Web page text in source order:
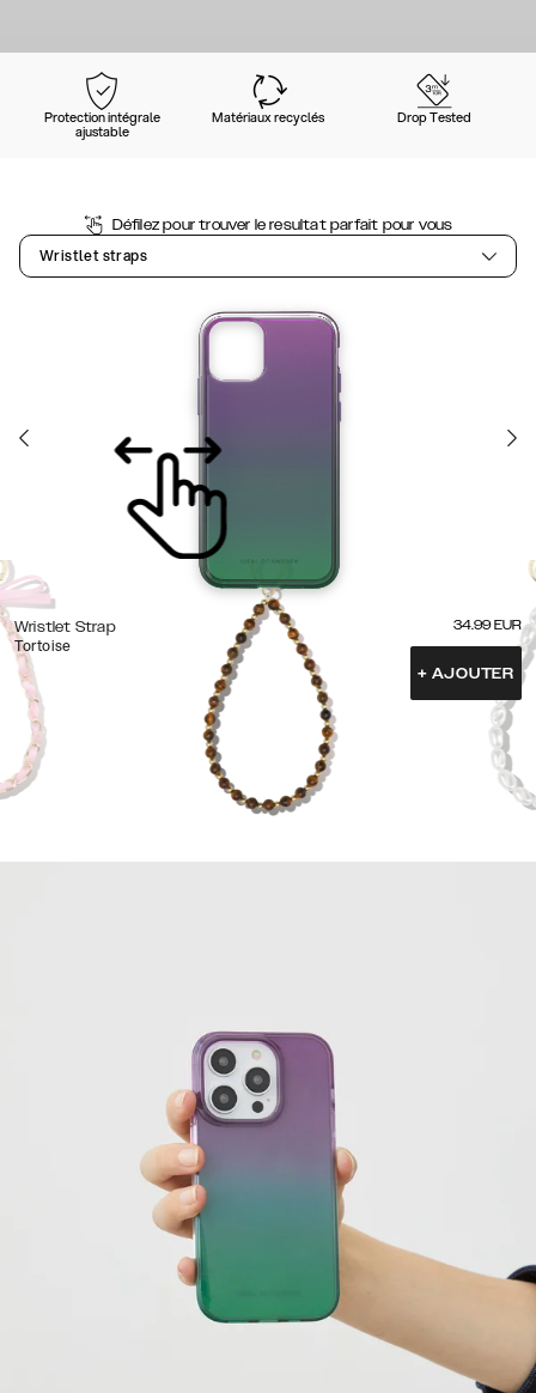
Protection intégrale
ajustable
Matériaux recyclés Drop Tested
Défilez pour trouver le resultat parfait pour vous
Wristlet straps
Wristlet Strap
Tortoise
34.99 EUR
+ AJOUTER